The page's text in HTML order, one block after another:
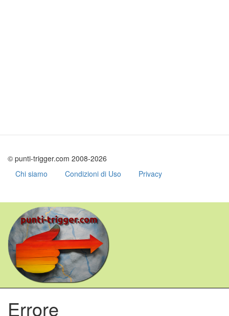
© punti-trigger.com 2008-2026
Chi siamo
Condizioni di Uso Privacy
contenuto
principale
Errore